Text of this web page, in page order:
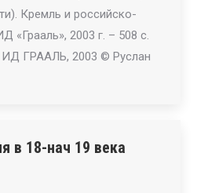
Кремль и российско-
«Грааль», 2003 г. – 508 с.
ИД ГРААЛЬ, 2003 © Руслан
в 18-нач 19 века